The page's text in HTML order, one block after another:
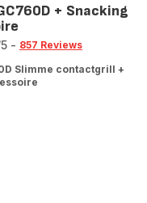
+ Snacking
- 857 Reviews
Slimme contactgrill +